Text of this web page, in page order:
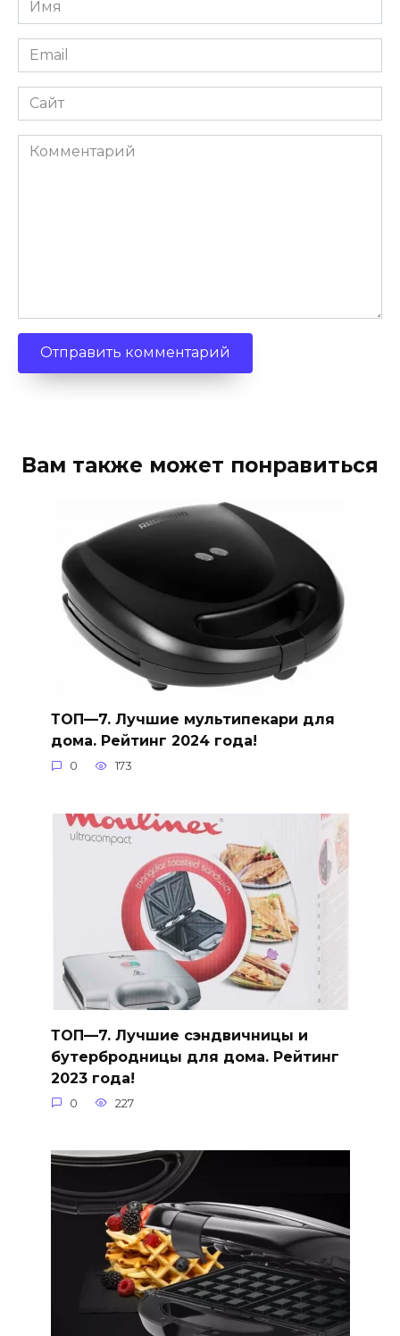
Email
Сайт
Комментарий
Вам также может понравиться
ТОП—7. Лучшие мультипекари для
дома. Рейтинг 2024 года!
0 173
ТОП—7. Лучшие сэндвичницы и
бутербродницы для дома. Рейтинг
2023 года!
0 227